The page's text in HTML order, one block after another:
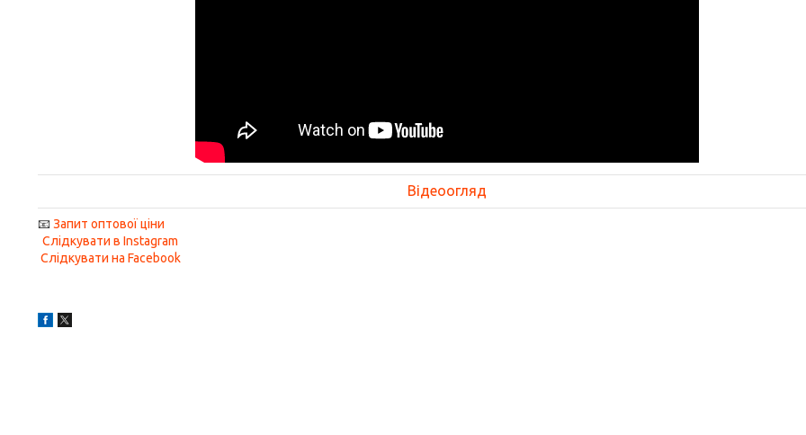
Відеоогляд
📧Запит оптової ціни
Слідкувати в Instagram
Слідкувати на Facebook